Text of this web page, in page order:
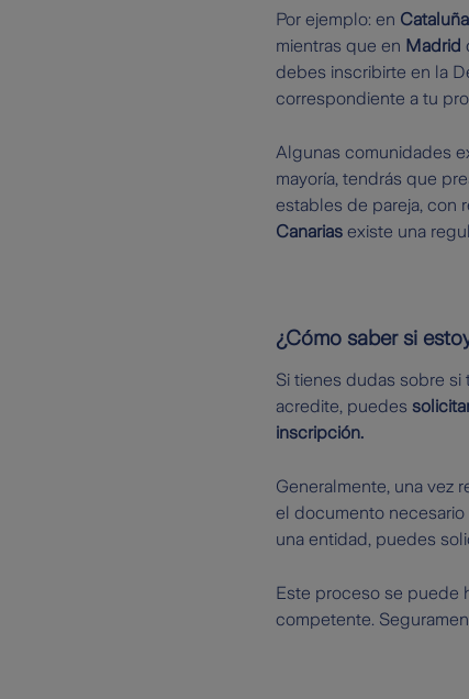
Por ejemplo: en Cataluña
mientras que en Madrid
debes inscribirte en la
correspondiente a tu
Algunas comunidades
mayoría, tendrás que
estables de pareja, con
Canariasexiste una
¿Cómo saber si
Si tienes dudas sobre
acredite, puedes
inscripción.
Generalmente, una vez
el documento necesario
una entidad, puedes
Este proceso se puede
competente.